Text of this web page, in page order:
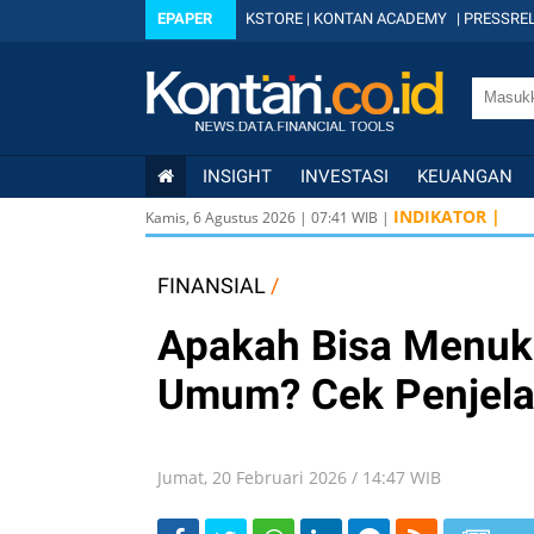
EPAPER KSTORE | KONTAN ACADEMY |
INSIGHT INVESTASI KEUANGAN
Kamis, 6 Agustus 2026 | 07:41 WIB | INDIKATOR |USD/
USD/
FINANSIAL /
Apakah Bisa
Umum? Cek
Jumat, 20 Februari 2026 / 14:47 WIB